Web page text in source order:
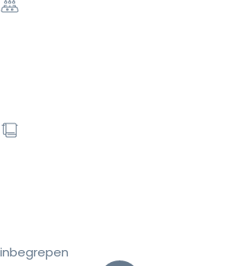
inbegrepen